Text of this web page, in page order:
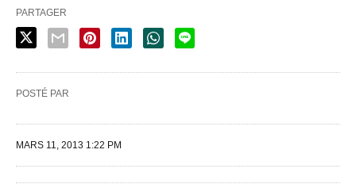
PARTAGER
POSTÉ PAR
MARS 11, 2013 1:22 PM